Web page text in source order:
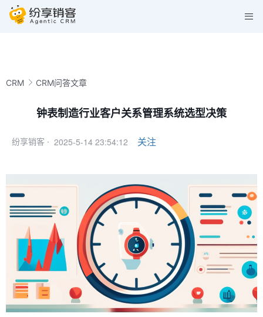
CRM CRM问答文章
钟表制造行业客户关系管理系统选型决策
纷享销客 · 2025-5-14 23:54:12 关注